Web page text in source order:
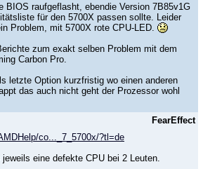
BIOS raufgeflasht, ebendie Version 7B85v1G
für den 5700X passen sollte. Leider
Problem, mit 5700X rote CPU-LED.
zum exakt selben Problem mit dem
Carbon Pro.
letzte Option kurzfristig wo einen anderen
das auch nicht geht der Prozessor wohl
FearEffect
co..._7_5700x/?tl=de
eine defekte CPU bei 2 Leuten.